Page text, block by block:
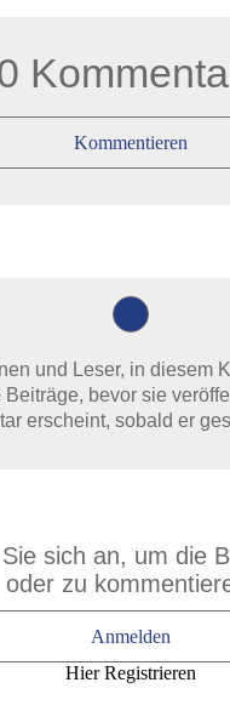
Kommentieren
und Leser, in diesem
Beiträge, bevor sie
erscheint, sobald er
sich an, um die
oder zu
Anmelden
Hier Registrieren